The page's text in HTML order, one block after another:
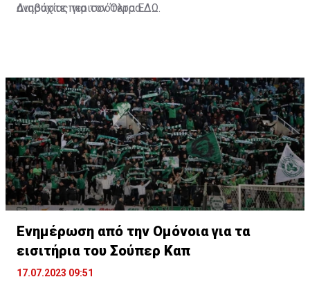
ανησυχίας για τον Όλτρα.
Διαβάστε περισσότεραΕΔΩ.
Ενημέρωση από την Ομόνοια για τα
εισιτήρια του Σούπερ Καπ
17.07.2023 09:51